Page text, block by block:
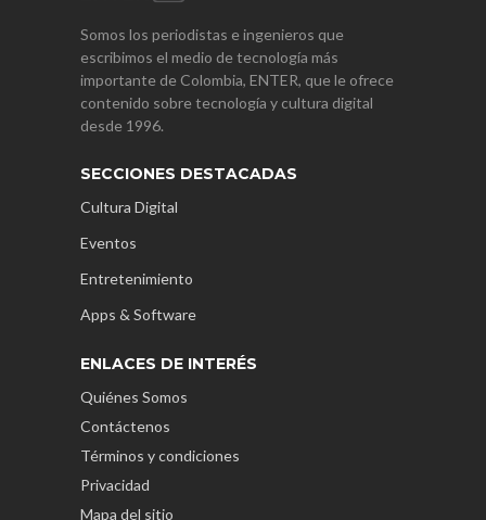
Somos los periodistas e ingenieros que
escribimos el medio de tecnología más
importante de Colombia, ENTER, que le ofrece
contenido sobre tecnología y cultura digital
desde 1996.
SECCIONES DESTACADAS
Cultura Digital
Eventos
Entretenimiento
Apps & Software
ENLACES DE INTERÉS
Quiénes Somos
Contáctenos
Términos y condiciones
Privacidad
Mapa del sitio